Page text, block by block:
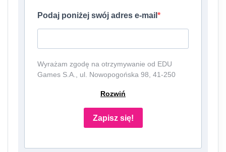
Podaj poniżej swój adres e-mail
Wyrażam zgodę na otrzymywanie od EDU
Games S.A., ul. Nowopogońska 98, 41-250
REGON: 387109330 (dalej jako
"Administrator") newslettera, czyli informacji o
tematyce związanej z edukacją i szkolnictwem
oraz ofert handlowych lub/ i reklamowych za
telefonicznej. Podanie danych jest dobrowolne,
Rozwiń
Zapisz się!